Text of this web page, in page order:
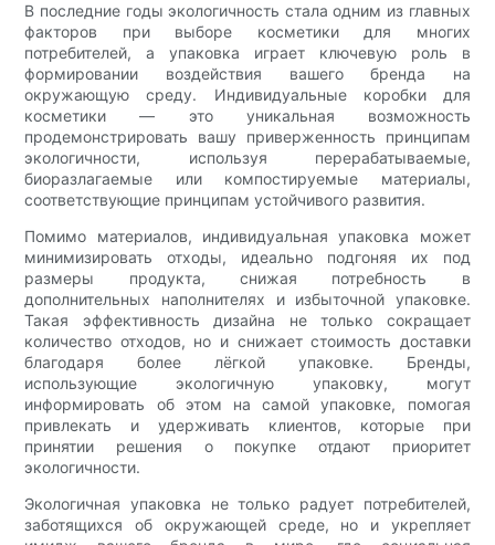
В последние годы экологичность стала одним из главных
факторов при выборе косметики для многих
потребителей, а упаковка играет ключевую роль в
формировании воздействия вашего бренда на
окружающую среду. Индивидуальные коробки для
косметики — это уникальная возможность
продемонстрировать вашу приверженность принципам
экологичности, используя перерабатываемые,
биоразлагаемые или компостируемые материалы,
соответствующие принципам устойчивого развития.
Помимо материалов, индивидуальная упаковка может
минимизировать отходы, идеально подгоняя их под
размеры продукта, снижая потребность в
дополнительных наполнителях и избыточной упаковке.
Такая эффективность дизайна не только сокращает
количество отходов, но и снижает стоимость доставки
благодаря более лёгкой упаковке. Бренды,
использующие экологичную упаковку, могут
информировать об этом на самой упаковке, помогая
привлекать и удерживать клиентов, которые при
принятии решения о покупке отдают приоритет
экологичности.
Экологичная упаковка не только радует потребителей,
заботящихся об окружающей среде, но и укрепляет